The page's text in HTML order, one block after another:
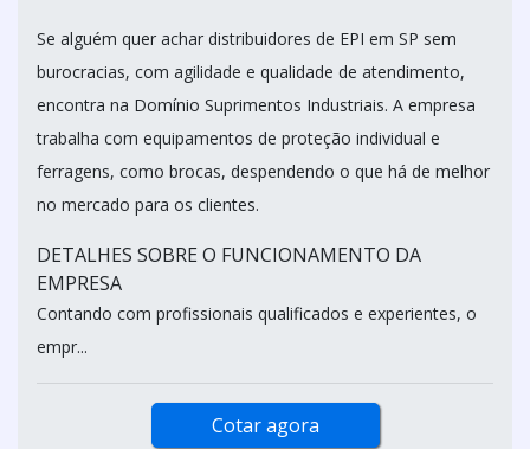
Se alguém quer achar distribuidores de EPI em SP sem
burocracias, com agilidade e qualidade de atendimento,
encontra na Domínio Suprimentos Industriais. A empresa
trabalha com equipamentos de proteção individual e
ferragens, como brocas, despendendo o que há de melhor
no mercado para os clientes.
DETALHES SOBRE O FUNCIONAMENTO DA
EMPRESA
Contando com profissionais qualificados e experientes, o
empr...
Cotar agora